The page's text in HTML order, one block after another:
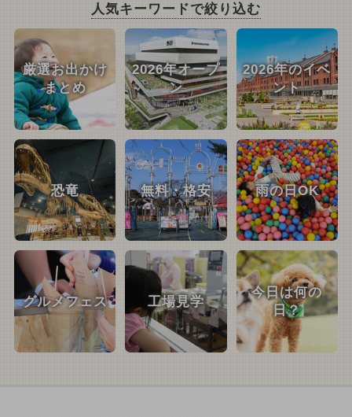
人気キーワードで絞り込む
厳選お出かけ
まとめ
2026年オープ
ン
2026年のイベ
ント
恐竜 無料・格安 雨の日OK
グルメフェス 工場見学
今日は何の
日？